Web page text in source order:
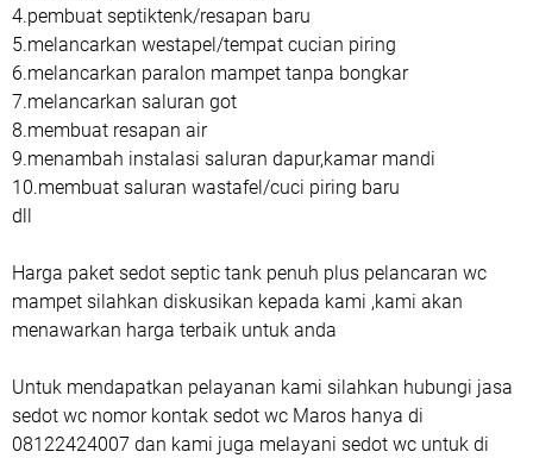
4.pembuat septiktenk/resapan baru
5.melancarkan westapel/tempat cucian piring
6.melancarkan paralon mampet tanpa bongkar
7.melancarkan saluran got
8.membuat resapan air
9.menambah instalasi saluran dapur,kamar mandi
10.membuat saluran wastafel/cuci piring baru
dll
Harga paket sedot septic tank penuh plus pelancaran wc
mampet silahkan diskusikan kepada kami ,kami akan
menawarkan harga terbaik untuk anda
Untuk mendapatkan pelayanan kami silahkan hubungi jasa
sedot wc nomor kontak sedot wc Maros hanya di
08122424007 dan kami juga melayani sedot wc untuk di